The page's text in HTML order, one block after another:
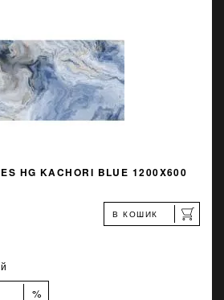
HG KACHORI BLUE 1200X600
В КОШИК
%